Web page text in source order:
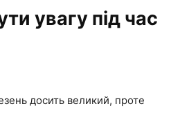
увагу під час
досить великий, проте